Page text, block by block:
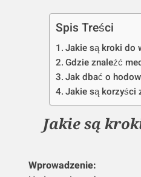
Spis Treści
Jakie są kroki do
Gdzie znaleźć
Jak dbać o
Jakie są korzyści
Jakie są
Wprowadzenie: